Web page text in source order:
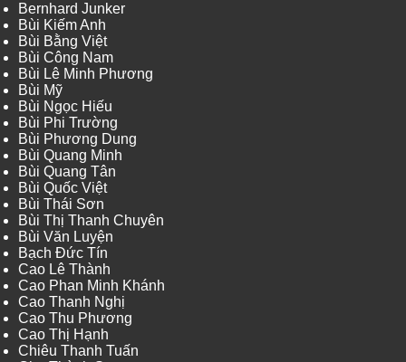
Bernhard Junker
Bùi Kiếm Anh
Bùi Bằng Việt
Bùi Công Nam
Bùi Lê Minh Phương
Bùi Mỹ
Bùi Ngọc Hiếu
Bùi Phi Trường
Bùi Phương Dung
Bùi Quang Minh
Bùi Quang Tân
Bùi Quốc Việt
Bùi Thái Sơn
Bùi Thị Thanh Chuyên
Bùi Văn Luyện
Bạch Đức Tín
Cao Lê Thành
Cao Phan Minh Khánh
Cao Thanh Nghị
Cao Thu Phương
Cao Thị Hạnh
Chiêu Thanh Tuấn